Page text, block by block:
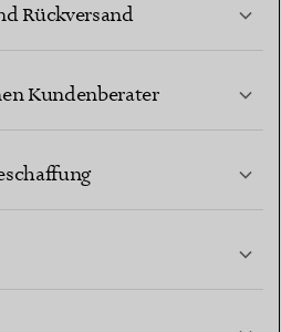
Rückversand
Kundenberater